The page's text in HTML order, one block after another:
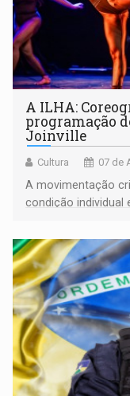
A ILHA:
programação
Joinville
Cultura 07 de
A movimentação
condição individual